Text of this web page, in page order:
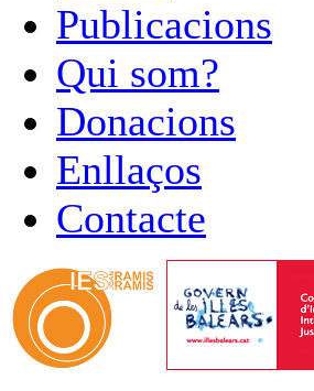
Publicacions
Qui som?
Donacions
Enllaços
Contacte